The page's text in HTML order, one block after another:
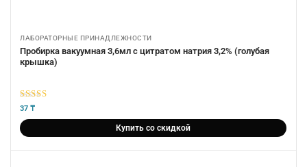
ЛАБОРАТОРНЫЕ ПРИНАДЛЕЖНОСТИ
Пробирка вакуумная 3,6мл с цитратом натрия 3,2% (голубая
крышка)
5из 5
37 ₸
Купить со скидкой